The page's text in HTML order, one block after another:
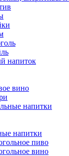
напиток
вино
напитки
напитки
пиво
вино